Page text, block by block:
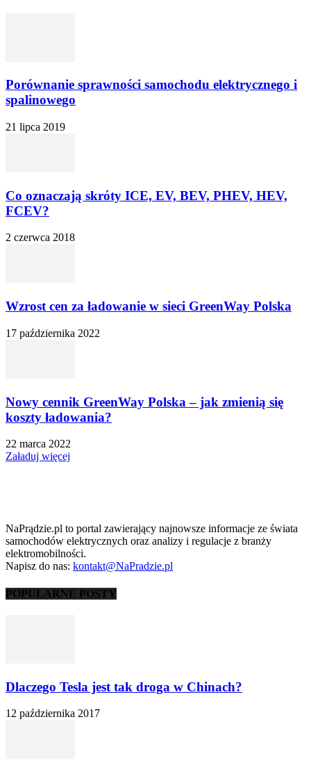
Porównanie sprawności samochodu elektrycznego i
spalinowego
21 lipca 2019
Co oznaczają skróty ICE, EV, BEV, PHEV, HEV,
FCEV?
2 czerwca 2018
Wzrost cen za ładowanie w sieci GreenWay Polska
17 października 2022
Nowy cennik GreenWay Polska – jak zmienią się
koszty ładowania?
22 marca 2022
Załaduj więcej
NaPrądzie.pl to portal zawierający najnowsze informacje ze świata
samochodów elektrycznych oraz analizy i regulacje z branży
elektromobilności.
Napisz do nas: kontakt@NaPradzie.pl
POPULARNE POSTY
Dlaczego Tesla jest tak droga w Chinach?
12 października 2017